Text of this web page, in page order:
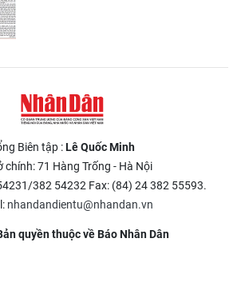
Biên tập :Lê Quốc Minh
chính: 71 Hàng Trống - Hà Nội
382 54232 Fax: (84) 24 382 55593.
nhandandientu@nhandan.vn
quyền thuộc về Báo Nhân Dân